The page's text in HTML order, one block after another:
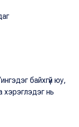
байхгүй юу,
хэрэглэдэг нь